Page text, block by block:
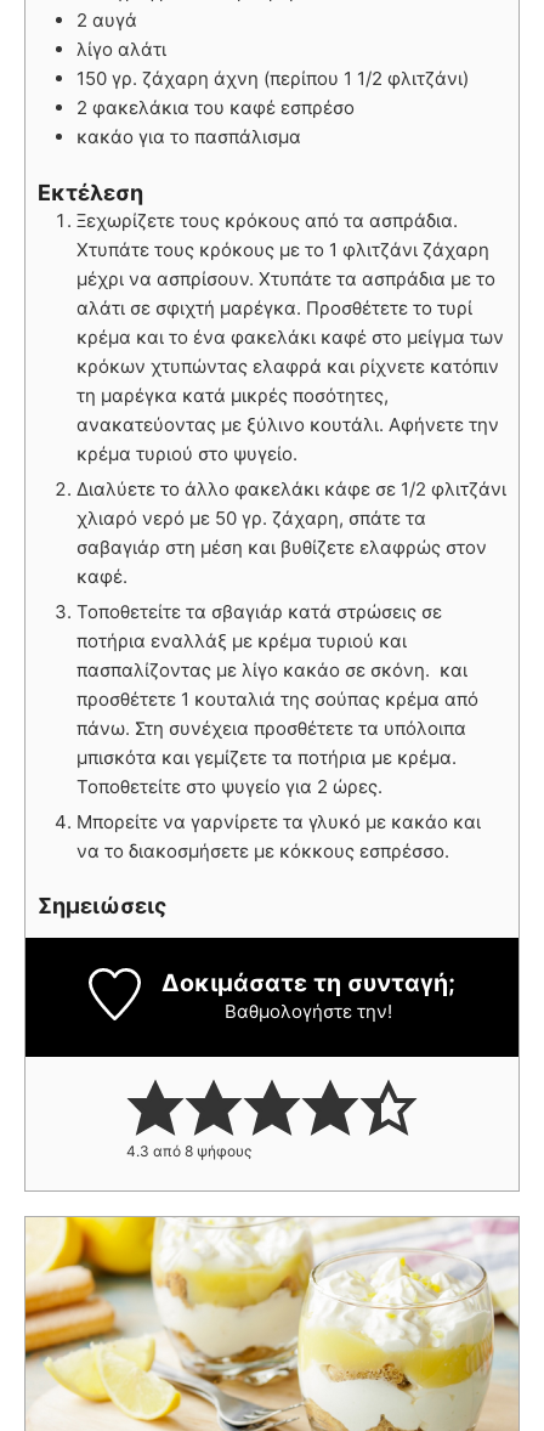
2 αυγά
λίγο αλάτι
150 γρ. ζάχαρη άχνη (περίπου 1 1/2 φλιτζάνι)
2 φακελάκια του καφέ εσπρέσο
κακάο για το πασπάλισμα
Εκτέλεση
Ξεχωρίζετε τους κρόκους από τα ασπράδια.
Χτυπάτε τους κρόκους με το 1 φλιτζάνι ζάχαρη
μέχρι να ασπρίσουν. Χτυπάτε τα ασπράδια με το
αλάτι σε σφιχτή μαρέγκα. Προσθέτετε το τυρί
κρέμα και το ένα φακελάκι καφέ στο μείγμα των
κρόκων χτυπώντας ελαφρά και ρίχνετε κατόπιν
τη μαρέγκα κατά μικρές ποσότητες,
ανακατεύοντας με ξύλινο κουτάλι. Αφήνετε την
κρέμα τυριού στο ψυγείο.
Διαλύετε το άλλο φακελάκι κάφε σε 1/2 φλιτζάνι
χλιαρό νερό με 50 γρ. ζάχαρη, σπάτε τα
σαβαγιάρ στη μέση και βυθίζετε ελαφρώς στον
καφέ.
Τοποθετείτε τα σβαγιάρ κατά στρώσεις σε
ποτήρια εναλλάξ με κρέμα τυριού και
πασπαλίζοντας με λίγο κακάο σε σκόνη. και
προσθέτετε 1 κουταλιά της σούπας κρέμα από
πάνω. Στη συνέχεια προσθέτετε τα υπόλοιπα
μπισκότα και γεμίζετε τα ποτήρια με κρέμα.
Τοποθετείτε στο ψυγείο για 2 ώρες.
Μπορείτε να γαρνίρετε τα γλυκό με κακάο και
να το διακοσμήσετε με κόκκους εσπρέσσο.
Σημειώσεις
Δοκιμάσατε τη συνταγή;
Βαθμολογήστε την!
4.3 από 8 ψήφους